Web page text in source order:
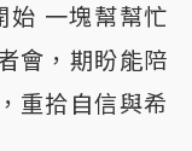
始 一塊幫幫忙
會，期盼能陪
重拾自信與希